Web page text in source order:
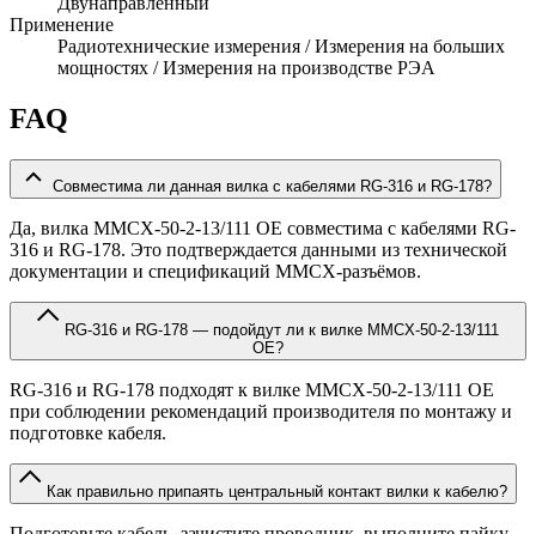
Применение
Радиотехнические измерения / Измерения на больших
мощностях / Измерения на производстве РЭА
FAQ
Совместима ли данная вилка с кабелями RG-316 и RG-178?
Да, вилка MMCX-50-2-13/111 OE совместима с кабелями RG-
316 и RG-178. Это подтверждается данными из технической
документации и спецификаций MMCX-разъёмов.
OE?
RG-316 и RG-178 подходят к вилке MMCX-50-2-13/111 OE
при соблюдении рекомендаций производителя по монтажу и
подготовке кабеля.
Как правильно припаять центральный контакт вилки к кабелю?